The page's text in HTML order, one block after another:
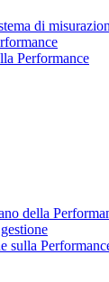
di
Performance
della
sulla